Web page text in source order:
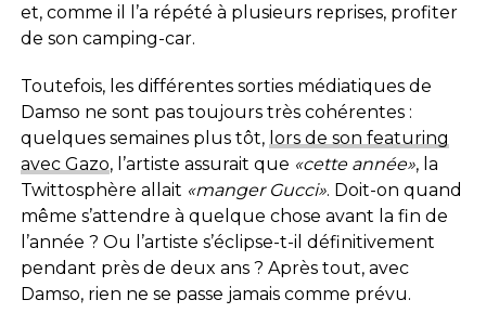
et, comme il l’a répété à plusieurs reprises, profiter
de son camping-car.
Toutefois, les différentes sorties médiatiques de
Damso ne sont pas toujours très cohérentes :
quelques semaines plus tôt, lors de son featuring
avec Gazo, l’artiste assurait que «cette année», la
Twittosphère allait «manger Gucci». Doit-on quand
même s’attendre à quelque chose avant la fin de
l’année ? Ou l’artiste s’éclipse-t-il définitivement
pendant près de deux ans ? Après tout, avec
Damso, rien ne se passe jamais comme prévu.